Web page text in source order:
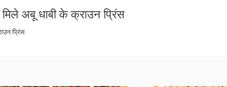
मिले अबू धाबी के क्राउन प्रिंस
प्रिंस